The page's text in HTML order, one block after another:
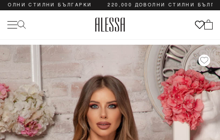
СТИЛНИ БЪЛГАРКИ 220,000 ДОВОЛНИ СТИЛНИ БЪЛГАРКИ